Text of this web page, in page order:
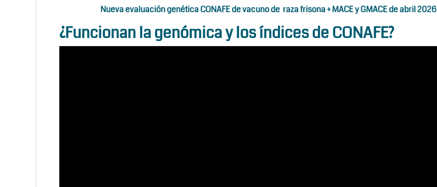
Nueva evaluación genética CONAFE de vacuno de raza frisona + MACE y GMACE de abril 2026
¿Funcionan la genómica y los índices de CONAFE?